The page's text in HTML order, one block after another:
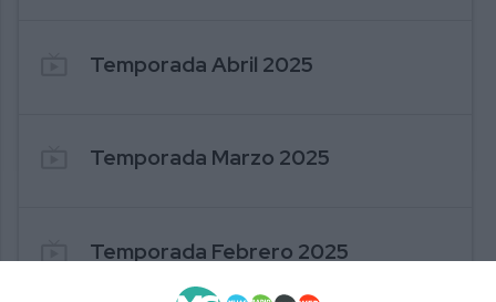
Temporada Abril 2025
Temporada Marzo 2025
Temporada Febrero 2025